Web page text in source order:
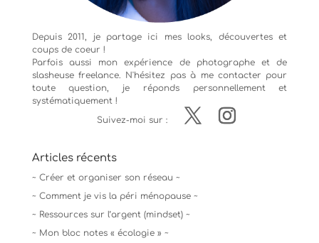
Depuis 2011, je partage ici mes looks, découvertes et
coups de coeur !
Parfois aussi mon expérience de photographeet de
slasheuse freelance. N'hésitez pas à me contacter pour
toute question, je réponds personnellement et
systématiquement !
Suivez-moi sur :
Articles récents
~ Créer et organiser son réseau ~
~ Comment je vis la péri ménopause ~
~ Ressources sur l’argent (mindset) ~
~ Mon bloc notes « écologie » ~